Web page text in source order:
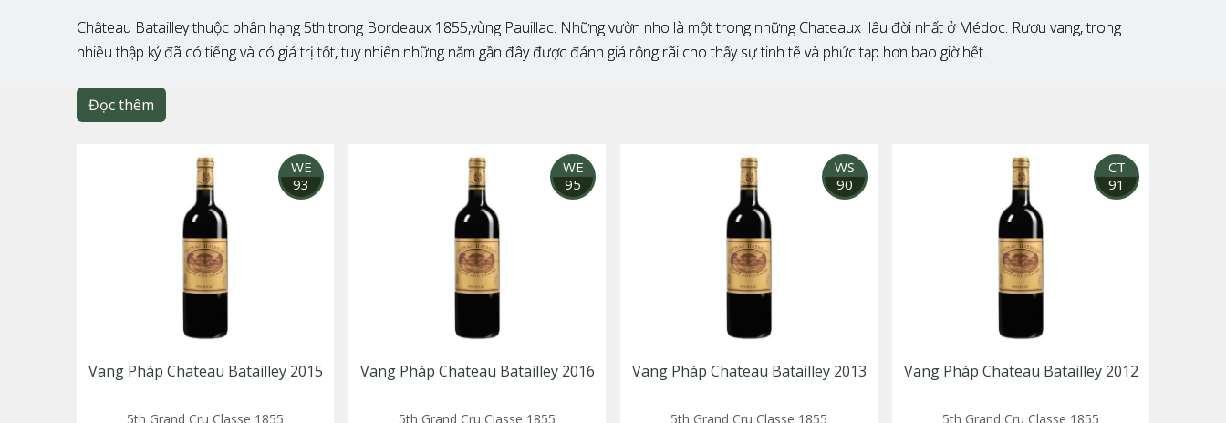
Château Batailley thuộc phân hạng 5th trong Bordeaux 1855,vùng Pauillac. Những vườn nho là một trong những Chateaux lâu đời nhất ở Médoc. Rượu vang, trong
nhiều thập kỷ đã có tiếng và có giá trị tốt, tuy nhiên những năm gần đây được đánh giá rộng rãi cho thấy sự tinh tế và phức tạp hơn bao giờ hết.
Đọc thêm
WE
93
Vang Pháp Chateau Batailley 2015
5th Grand Cru Classe 1855
WE
95
Vang Pháp Chateau Batailley 2016
5th Grand Cru Classe 1855
WS
90
Vang Pháp Chateau Batailley 2013
5th Grand Cru Classe 1855
CT
91
Vang Pháp Chateau Batailley 2012
5th Grand Cru Classe 1855